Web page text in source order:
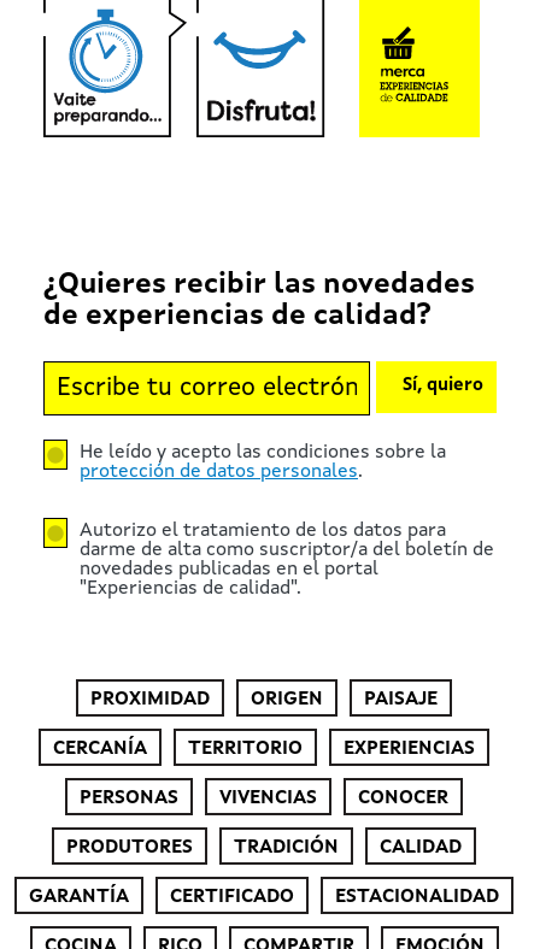
¿Quieres recibir las novedades
de experiencias de calidad?
He leído y acepto las condiciones sobre la
protección de datos personales.
Autorizo el tratamiento de los datos para
darme de alta como suscriptor/a del boletín de
novedades publicadas en el portal
"Experiencias de calidad".
Sí, quiero
PROXIMIDAD ORIGEN PAISAJE
CERCANÍA TERRITORIO EXPERIENCIAS
PERSONAS VIVENCIAS CONOCER
PRODUTORES TRADICIÓN CALIDAD
GARANTÍA CERTIFICADO ESTACIONALIDAD